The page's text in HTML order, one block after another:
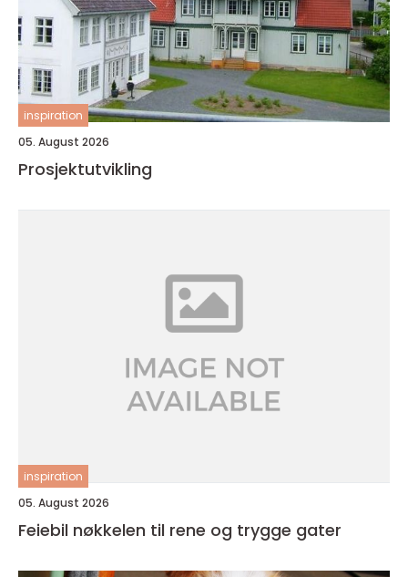
inspiration
05. August 2026
Prosjektutvikling
inspiration
05. August 2026
Feiebil nøkkelen til rene og trygge gater